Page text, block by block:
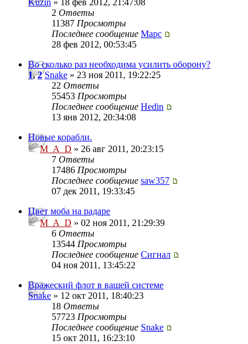
Kuzin » 18 фев 2012, 21:47:08
2 Ответы
11387 Просмотры
Последнее сообщение Mapc
28 фев 2012, 00:53:45
Во сколько раз необходима усилить оборону?
1,2 Snake » 23 ноя 2011, 19:22:25
22 Ответы
55453 Просмотры
Последнее сообщение Hedin
13 янв 2012, 20:34:08
Новые корабли.
M_A_D » 26 авг 2011, 20:23:15
7 Ответы
17486 Просмотры
Последнее сообщение saw357
07 дек 2011, 19:33:45
Цвет моба на радаре
M_A_D » 02 ноя 2011, 21:29:39
6 Ответы
13544 Просмотры
Последнее сообщение Сигнал
04 ноя 2011, 13:45:22
Вражеский флот в вашей системе
Snake » 12 окт 2011, 18:40:23
18 Ответы
57723 Просмотры
Последнее сообщение Snake
15 окт 2011, 16:23:10